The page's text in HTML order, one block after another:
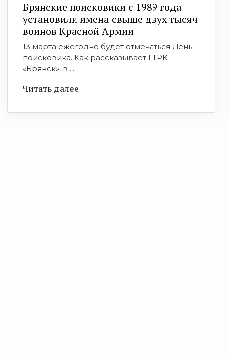
Брянские поисковики с 1989 года
установили имена свыше двух тысяч
воинов Красной Армии
13 марта ежегодно будет отмечаться День
поисковика. Как рассказывает ГТРК
«Брянск», в ...
Читать далее